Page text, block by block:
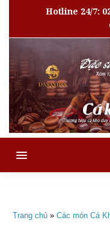
Hotline 24/7:
MENU
Trang chủ » Các món Cá